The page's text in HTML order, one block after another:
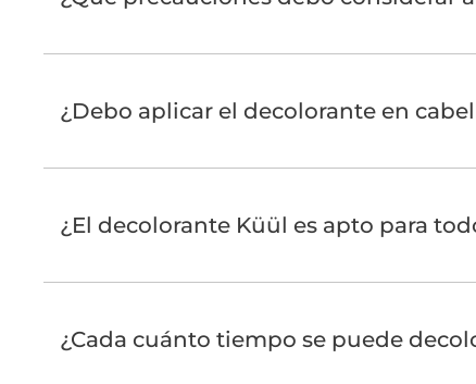
¿Debo aplicar el decolorante en
¿El decolorante Küül es apto para
¿Cada cuánto tiempo se puede